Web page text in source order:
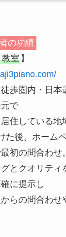
の功績
教室】
歩圏内・日本
で
住している地
た後、ホーム
初の問合わせ。
とクオリティ
に提示し
らの問合わせ